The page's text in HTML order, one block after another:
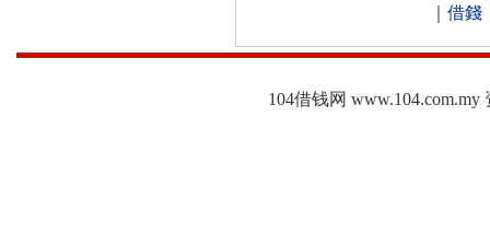
借錢
104借钱网